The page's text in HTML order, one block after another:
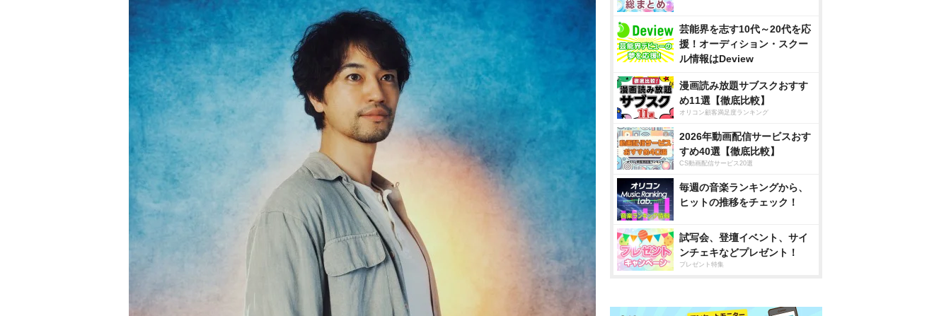
芸能界を志す10代～20代を応
援！オーディション・スクー
ル情報はDeview
漫画読み放題サブスクおすす
め11選【徹底比較】
オリコン顧客満足度ランキング
2026年動画配信サービスおす
すめ40選【徹底比較】
CS動画配信サービス20選
毎週の音楽ランキングから、
ヒットの推移をチェック！
試写会、登壇イベント、サイ
ンチェキなどプレゼント！
プレゼント特集